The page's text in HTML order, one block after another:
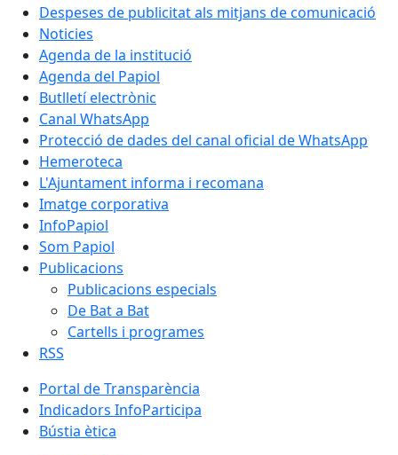
Despeses de publicitat als mitjans de comunicació
Noticies
Agenda de la institució
Agenda del Papiol
Butlletí electrònic
Canal WhatsApp
Protecció de dades del canal oficial de WhatsApp
Hemeroteca
L'Ajuntament informa i recomana
Imatge corporativa
InfoPapiol
Som Papiol
Publicacions
Publicacions especials
De Bat a Bat
Cartells i programes
RSS
Portal de Transparència
Indicadors InfoParticipa
Bústia ètica